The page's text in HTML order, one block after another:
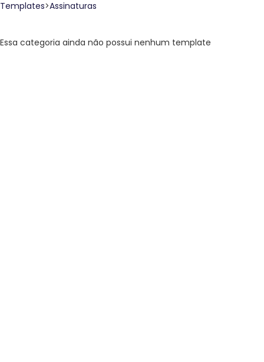
Templates>Assinaturas
Essa categoria ainda não possui nenhum template